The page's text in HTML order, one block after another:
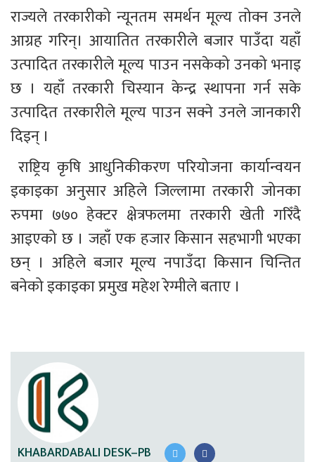
राज्यले तरकारीको न्यूनतम समर्थन मूल्य तोक्न उनले
आग्रह गरिन्। आयातित तरकारीले बजार पाउँदा यहाँ
उत्पादित तरकारीले मूल्य पाउन नसकेको उनको भनाइ
छ । यहाँ तरकारी चिस्यान केन्द्र स्थापना गर्न सके
उत्पादित तरकारीले मूल्य पाउन सक्ने उनले जानकारी
दिइन् ।
राष्ट्रिय कृषि आधुनिकीकरण परियोजना कार्यान्वयन
इकाइका अनुसार अहिले जिल्लामा तरकारी जोनका
रुपमा ७७० हेक्टर क्षेत्रफलमा तरकारी खेती गरिँदै
आइएको छ । जहाँ एक हजार किसान सहभागी भएका
छन् । अहिले बजार मूल्य नपाउँदा किसान चिन्तित
बनेको इकाइका प्रमुख महेश रेग्मीले बताए ।
KHABARDABALI DESK–PB